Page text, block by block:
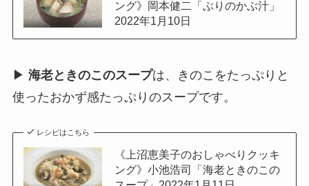
ング》岡本健二「ぶりのかぶ汁」
2022年1月10日
▶ 海老ときのこのスープは、きのこをたっぷりと
使ったおかず感たっぷりのスープです。
レシピはこちら
《上沼恵美子のおしゃべりクッキ
ング》小池浩司「海老ときのこの